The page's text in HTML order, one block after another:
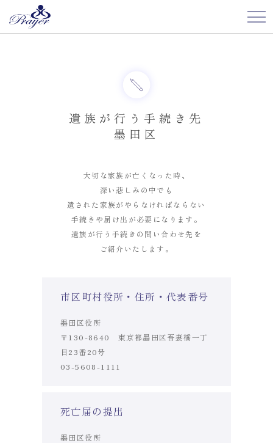
遺族が行う手続き先
墨田区
大切な家族が亡くなった時、
深い悲しみの中でも
遺された家族がやらなければならない
手続きや届け出が必要になります。
遺族が行う手続きの問い合わせ先を
ご紹介いたします。
市区町村役所・住所・代表番号
墨田区役所
〒130-8640 東京都墨田区吾妻橋一丁
目23番20号
03-5608-1111
死亡届の提出
墨田区役所